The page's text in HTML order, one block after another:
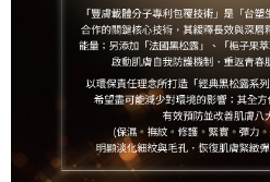
４．使用「AFTEE先享後付」時，將依
時審查核予不同之上限額度；若仍有額度
請求用戶進行身份認證。
恩沛科技股份有限公司將有權停止該用戶